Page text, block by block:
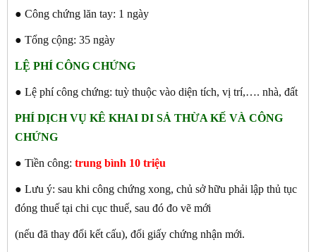
● Công chứng lăn tay: 1 ngày
● Tổng cộng: 35 ngày
LỆ PHÍ CÔNG CHỨNG
● Lệ phí công chứng: tuỳ thuộc vào diện tích, vị trí,…. nhà, đất
PHÍ DỊCH VỤ KÊ KHAI DI SẢ THỪA KẾ VÀ CÔNG
CHỨNG
● Tiền công: trung bình 10 triệu
● Lưu ý: sau khi công chứng xong, chủ sở hữu phải lập thủ tục
đóng thuế tại chi cục thuế, sau đó đo vẽ mới
(nếu đã thay đổi kết cấu), đổi giấy chứng nhận mới.